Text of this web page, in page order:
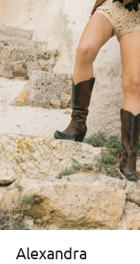
Alexandra